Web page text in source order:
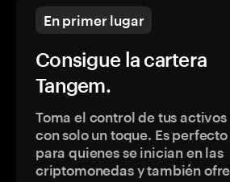
En primer lugar
Consigue la cartera
Tangem.
Toma el control de tus activos
con solo un toque. Es perfecto
para quienes se inician en las
criptomonedas y también